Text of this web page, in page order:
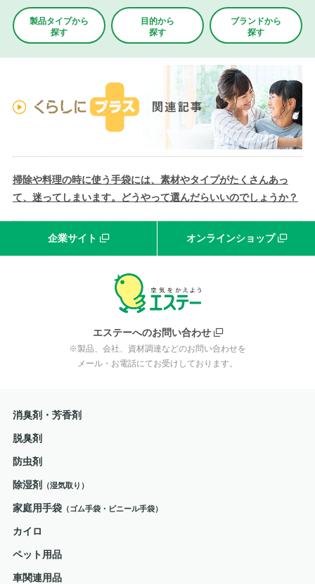
製品タイプから
探す
目的から
探す
ブランドから
探す
掃除や料理の時に使う手袋には、素材やタイプがたくさんあっ
て、迷ってしまいます。どうやって選んだらいいのでしょうか？
企業サイト オンラインショップ
エステーへのお問い合わせ
※製品、会社、資材調達などのお問い合わせを
メール・お電話にてお受けしております。
消臭剤・芳香剤
脱臭剤
防虫剤
除湿剤 （湿気取り）
家庭用手袋（ゴム手袋・ビニール手袋）
カイロ
ペット用品
車関連用品